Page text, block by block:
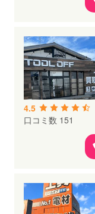
4.5
口コミ数 151